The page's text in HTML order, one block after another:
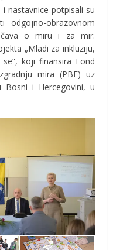
nastavnice potpisali su
odgojno-obrazovnom
o miru i za mir.
„Mladi za inkluziju,
koji finansira Fond
mira (PBF) uz
Bosni i Hercegovini, u